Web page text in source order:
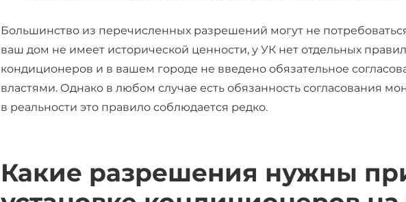
Большинство из перечисленных разрешений могут не
ваш дом не имеет исторической ценности, у УК нет отдельных
кондиционеров и в вашем городе не введено обязательное
властями. Однако в любом случае есть обязанность согласования
в реальности это правило соблюдается редко.
Какие разрешения нужны